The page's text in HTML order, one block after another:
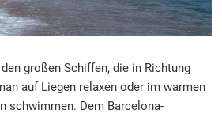
großen Schiffen, die in Richtung
auf Liegen relaxen oder im warmen
schwimmen. Dem Barcelona-